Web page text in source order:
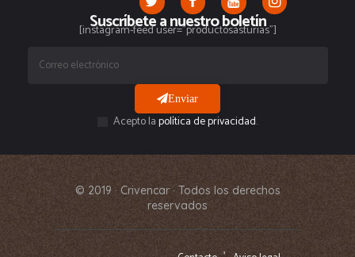
[instagram-feed user="productosasturias"]
Suscríbete a nuestro boletín
Enviar
Acepto lapolítica de privacidad.
© 2019 · Crivencar · Todos los derechos
reservados